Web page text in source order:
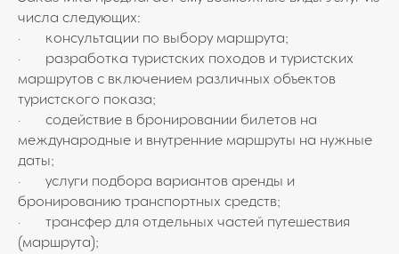
числа следующих:
· консультации по выбору маршрута;
· разработка туристских походов и туристских
маршрутов с включением различных объектов
туристского показа;
· содействие в бронировании билетов на
международные и внутренние маршруты на нужные
даты;
· услуги подбора вариантов аренды и
бронированию транспортных средств;
· трансфер для отдельных частей путешествия
(маршрута);